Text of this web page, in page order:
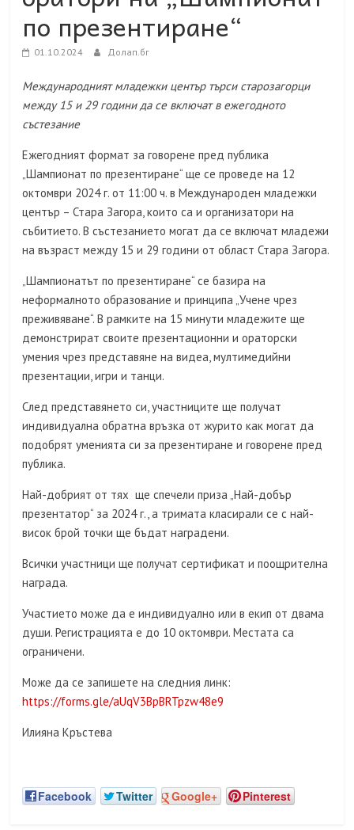
по презентиране“
01.10.2024 Долап.бг
Международният младежки център търси старозагорци
между 15 и 29 години да се включат в ежегодното
състезание
Ежегодният формат за говорене пред публика
„Шампионат по презентиране“ ще се проведе на 12
октомври 2024 г. от 11:00 ч. в Международен младежки
център – Стара Загора, които са и организатори на
събитието. В състезанието могат да се включат младежи
на възраст между 15 и 29 години от област Стара Загора.
„Шампионатът по презентиране“ се базира на
неформалното образование и принципа „Учене чрез
преживяване“. В рамките на 15 минути младежите ще
демонстрират своите презентационни и ораторски
умения чрез представяне на видеа, мултимедийни
презентации, игри и танци.
След представянето си, участниците ще получат
индивидуална обратна връзка от журито как могат да
подобрят уменията си за презентиране и говорене пред
публика.
Най-добрият от тях ще спечели приза „Най-добър
презентатор“ за 2024 г., а тримата класирали се с най-
висок брой точки ще бъдат наградени.
Всички участници ще получат сертификат и поощрителна
награда.
Участието може да е индивидуално или в екип от двама
души. Регистрацията е до 10 октомври. Местата са
ограничени.
Може да се запишете на следния линк:
https://forms.gle/aUqV3BpBRTpzw48e9
Илияна Кръстева
Facebook Twitter Google+ Pinterest